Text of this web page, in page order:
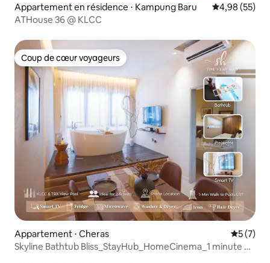
Appartement en résidence ⋅ Kampung Baru Évaluation
4,98 (55)
ATHouse 36 @ KLCC
Coup de cœur voyageurs
Coup de cœur voyageurs
Appartement ⋅ Cheras
5 (7)
Skyline Bathtub Bliss_StayHub_HomeCinema_1 minute de